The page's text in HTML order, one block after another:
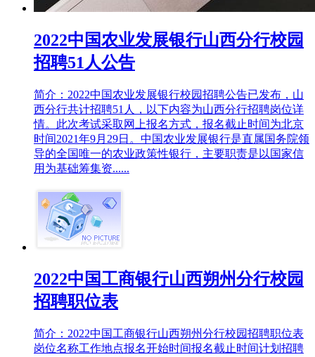
2022中国农业发展银行山西分行校园
招聘51人公告
简介：2022中国农业发展银行校园招聘公告已发布，山
西分行共计招聘51人，以下内容为山西分行招聘岗位详
情。此次考试采取网上报名方式，报名截止时间为北京
时间2021年9月29日。中国农业发展银行是直属国务院领
导的全国唯一的农业政策性银行，主要职责是以国家信
用为基础筹集资......
2022中国工商银行山西朔州分行校园
招聘职位表
简介：2022中国工商银行山西朔州分行校园招聘职位表
岗位名称工作地点报名开始时间报名截止时间计划招聘